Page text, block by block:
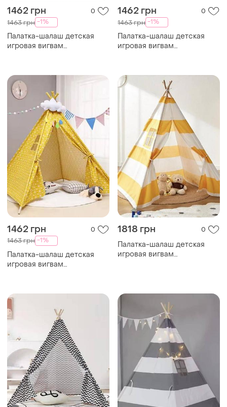
1462 грн 0
1463 грн -1%
Палатка-шалаш детская
игровая вигвам
1462 грн 0
1463 грн -1%
Палатка-шалаш детская
игровая вигвам
1462 грн 0
1463 грн -1%
Палатка-шалаш детская
игровая вигвам
1818 грн 0
Палатка-шалаш детская
игровая вигвам